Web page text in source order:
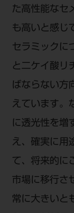
た高性能なセ
も高いと感じ
セラミックに
と二ケイ酸リ
ばならない方
えています。
に透光性を増
え、確実に用
て、将来的に
市場に移行さ
常に大きいと